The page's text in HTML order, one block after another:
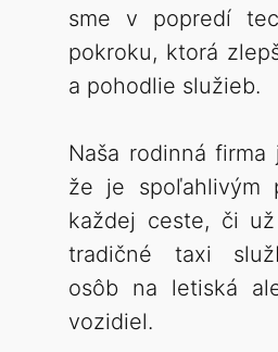
sme v popredí
pokroku, ktorá
a pohodlie služieb.
Naša rodinná
že je spoľahlivým
každej ceste, či
tradičné taxi
osôb na letiská
vozidiel.